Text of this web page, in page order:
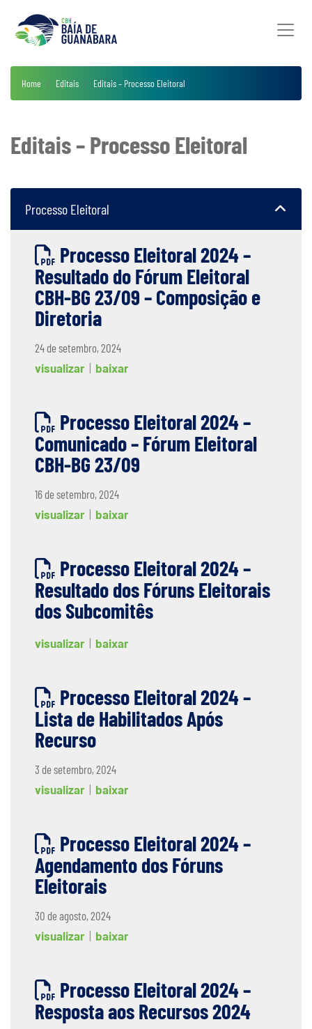
Home Editais Editais – Processo Eleitoral
Editais – Processo Eleitoral
Processo Eleitoral
Processo Eleitoral 2024 –
Resultado do Fórum Eleitoral
CBH-BG 23/09 – Composição e
Diretoria
24 de setembro, 2024
visualizar
baixar
Processo Eleitoral 2024 –
Comunicado – Fórum Eleitoral
CBH-BG 23/09
16 de setembro, 2024
visualizar
baixar
Processo Eleitoral 2024 –
Resultado dos Fóruns Eleitorais
dos Subcomitês
visualizar baixar
Processo Eleitoral 2024 –
Lista de Habilitados Após
Recurso
3 de setembro, 2024
visualizar
baixar
Processo Eleitoral 2024 –
Agendamento dos Fóruns
Eleitorais
30 de agosto, 2024
visualizar
baixar
Processo Eleitoral 2024 –
Resposta aos Recursos 2024